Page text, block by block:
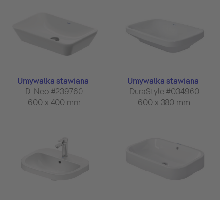
Umywalka stawiana
D-Neo #239760
600 x 400 mm
Umywalka stawiana
DuraStyle #034960
600 x 380 mm